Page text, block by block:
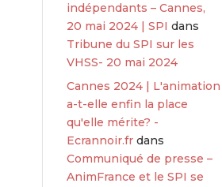
indépendants – Cannes,
20 mai 2024 | SPI dans
Tribune du SPI sur les
VHSS- 20 mai 2024
Cannes 2024 | L'animation
a-t-elle enfin la place
qu'elle mérite? -
Ecrannoir.fr dans
Communiqué de presse –
AnimFrance et le SPI se